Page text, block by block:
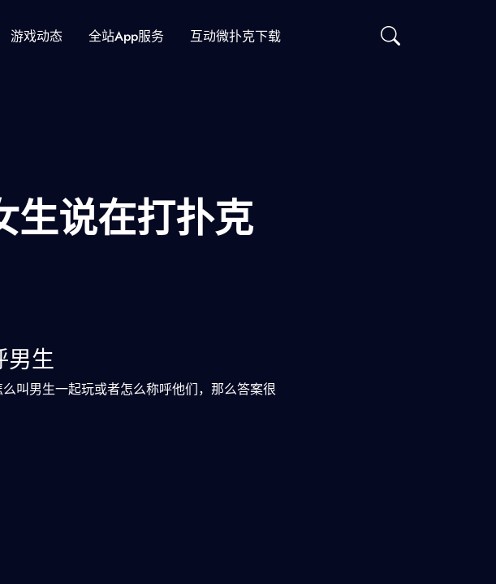
游戏动态 全站app服务 互动微扑克下载
生说在打扑克
男生
叫男生一起玩或者怎么称呼他们，那么答案很